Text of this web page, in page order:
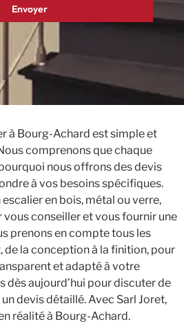
à Bourg-Achard est simple et
comprenons que chaque
nous offrons des devis
à vos besoins spécifiques.
en bois, métal ou verre,
vous conseiller et vous fournir une
prenons en compte tous les
la conception à la finition, pour
et adapté à votre
dès aujourd’hui pour discuter de
devis détaillé. Avec Sarl Joret,
réalité à Bourg-Achard.